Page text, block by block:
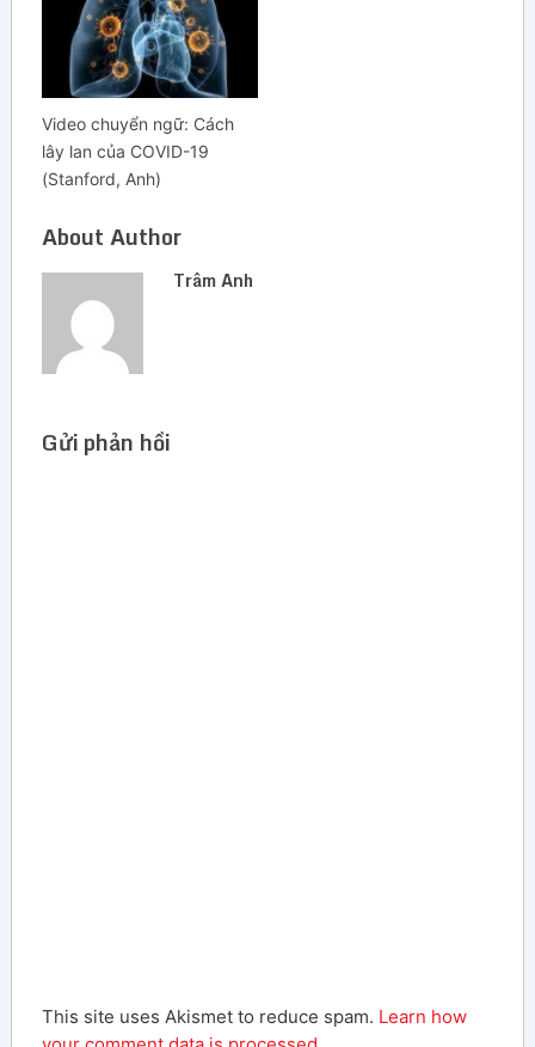
Video chuyển ngữ: Cách
lây lan của COVID-19
(Stanford, Anh)
About Author
Trâm Anh
Gửi phản hồi
This site uses Akismet to reduce spam. Learn how